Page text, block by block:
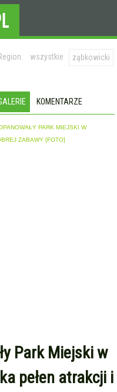
wszystkie ząbkowicki
KOMENTARZE
PARK MIEJSKI W
ZABAWY [FOTO]
Park Miejski w
pełen atrakcji i